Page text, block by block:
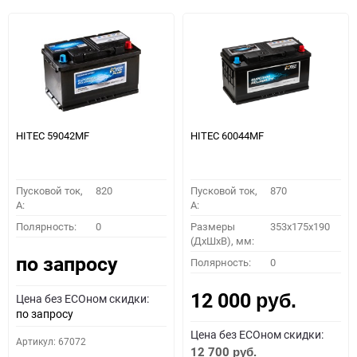
HITEC 59042MF
Пусковой ток,
A:
820
Полярность: 0
по запросу
Цена без ECOном скидки:
по запросу
Артикул: 67072
HITEC 60044MF
Пусковой ток,
A:
870
Размеры
(ДхШхВ), мм:
353x175x190
Полярность: 0
12 000 руб.
Цена без ECOном скидки:
12 700 руб.